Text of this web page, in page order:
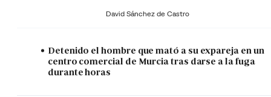
David Sánchez de Castro
Detenido el hombre que mató a su expareja en un
centro comercial de Murcia tras darse a la fuga
durante horas